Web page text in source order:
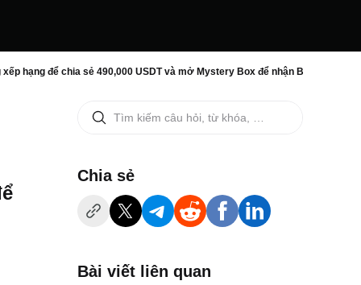
hạng để chia sẻ 490,000 USDT và mở Mystery Box để nhận BTC!
‌Chia sẻ
Bài viết liên quan